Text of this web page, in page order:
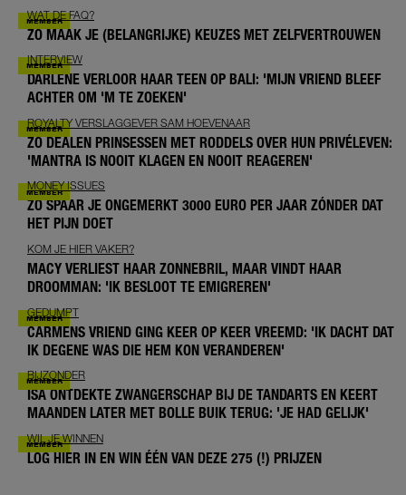
WAT DE FAQ?
ZO MAAK JE (BELANGRIJKE) KEUZES MET ZELFVERTROUWEN
INTERVIEW
DARLENE VERLOOR HAAR TEEN OP BALI: 'MIJN VRIEND BLEEF
ACHTER OM 'M TE ZOEKEN'
ROYALTY VERSLAGGEVER SAM HOEVENAAR
ZO DEALEN PRINSESSEN MET RODDELS OVER HUN PRIVÉLEVEN:
'MANTRA IS NOOIT KLAGEN EN NOOIT REAGEREN'
MONEY ISSUES
ZO SPAAR JE ONGEMERKT 3000 EURO PER JAAR ZÓNDER DAT
HET PIJN DOET
KOM JE HIER VAKER?
MACY VERLIEST HAAR ZONNEBRIL, MAAR VINDT HAAR
DROOMMAN: 'IK BESLOOT TE EMIGREREN'
GEDUMPT
CARMENS VRIEND GING KEER OP KEER VREEMD: 'IK DACHT DAT
IK DEGENE WAS DIE HEM KON VERANDEREN'
BIJZONDER
ISA ONTDEKTE ZWANGERSCHAP BIJ DE TANDARTS EN KEERT
MAANDEN LATER MET BOLLE BUIK TERUG: 'JE HAD GELIJK'
WIL JE WINNEN
LOG HIER IN EN WIN ÉÉN VAN DEZE 275 (!) PRIJZEN